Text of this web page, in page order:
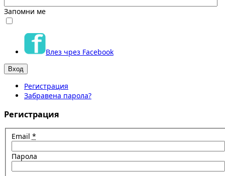
Запомни ме
Влез чрез Facebook
Регистрация
Забравена парола?
Регистрация
Email *
Парола